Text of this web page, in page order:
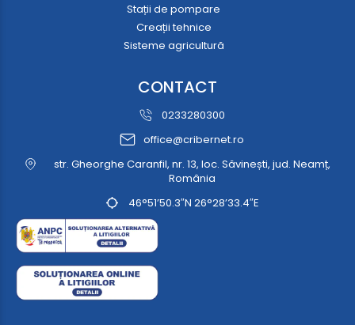
Stații de pompare
Creații tehnice
Sisteme agricultură
CONTACT
0233280300
office@cribernet.ro
str. Gheorghe Caranfil, nr. 13, loc. Săvinești, jud. Neamț,
România
46°51’50.3″N 26°28’33.4″E